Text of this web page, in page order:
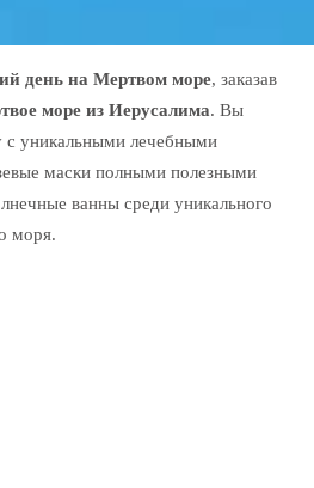
день на Мертвом море, заказав
море из Иерусалима. Вы
с уникальными лечебными
маски полными полезными
ванны среди уникального
моря.